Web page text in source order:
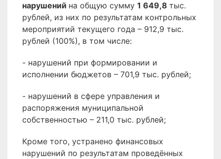
нарушений на общую сумму 1 649,8 тыс.
рублей, из них по результатам контрольных
мероприятий текущего года – 912,9 тыс.
рублей (100%), в том числе:
- нарушений при формировании и
исполнении бюджетов – 701,9 тыс. рублей;
- нарушений в сфере управления и
распоряжения муниципальной
собственностью – 211,0 тыс. рублей;
Кроме того, устранено финансовых
нарушений по результатам проведённых